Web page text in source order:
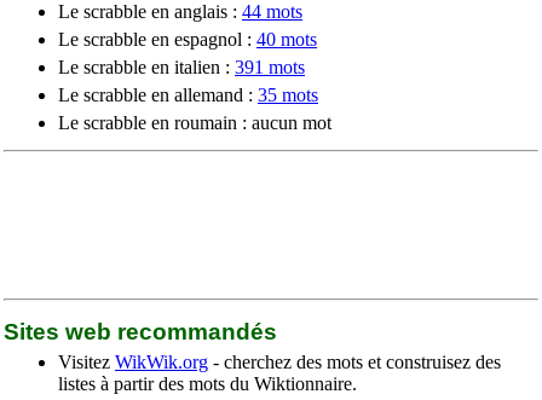
Le scrabble en anglais : 44 mots
Le scrabble en espagnol : 40 mots
Le scrabble en italien : 391 mots
Le scrabble en allemand : 35 mots
Le scrabble en roumain : aucun mot
Sites web recommandés
Visitez WikWik.org - cherchez des mots et construisez des
listes à partir des mots du Wiktionnaire.